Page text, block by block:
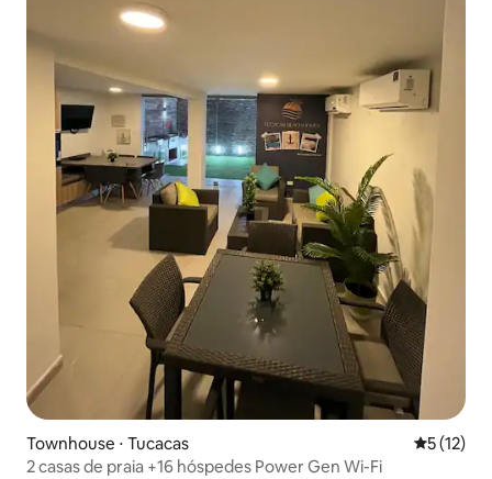
Townhouse ⋅ Tucacas 5 de uma
5 (12)
2 casas de praia +16 hóspedes Power Gen Wi-Fi